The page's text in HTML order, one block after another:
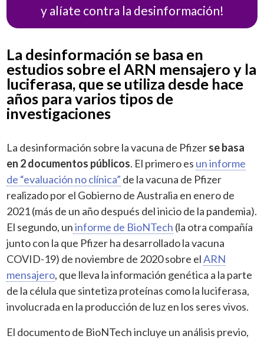
y alíate contra la desinformación!
La desinformación se basa en
estudios sobre el ARN mensajero y la
luciferasa, que se utiliza desde hace
años para varios tipos de
investigaciones
La desinformación sobre la vacuna de Pfizerse basa
en 2 documentos públicos. El primero es un informe
de “evaluación no clínica” de la vacuna de Pfizer
realizado por el Gobierno de Australia en enero de
2021 (más de un año después del inicio de la pandemia).
El segundo, uninforme de BioNTech (la otra compañía
junto con la que Pfizer ha desarrollado la vacuna
COVID-19) de noviembre de 2020 sobre elARN
mensajero, que lleva la información genética a la parte
de la célula que sintetiza proteínas como la luciferasa,
involucrada en la producción de luz en los seres vivos.
El documento de BioNTech incluye un análisis previo,